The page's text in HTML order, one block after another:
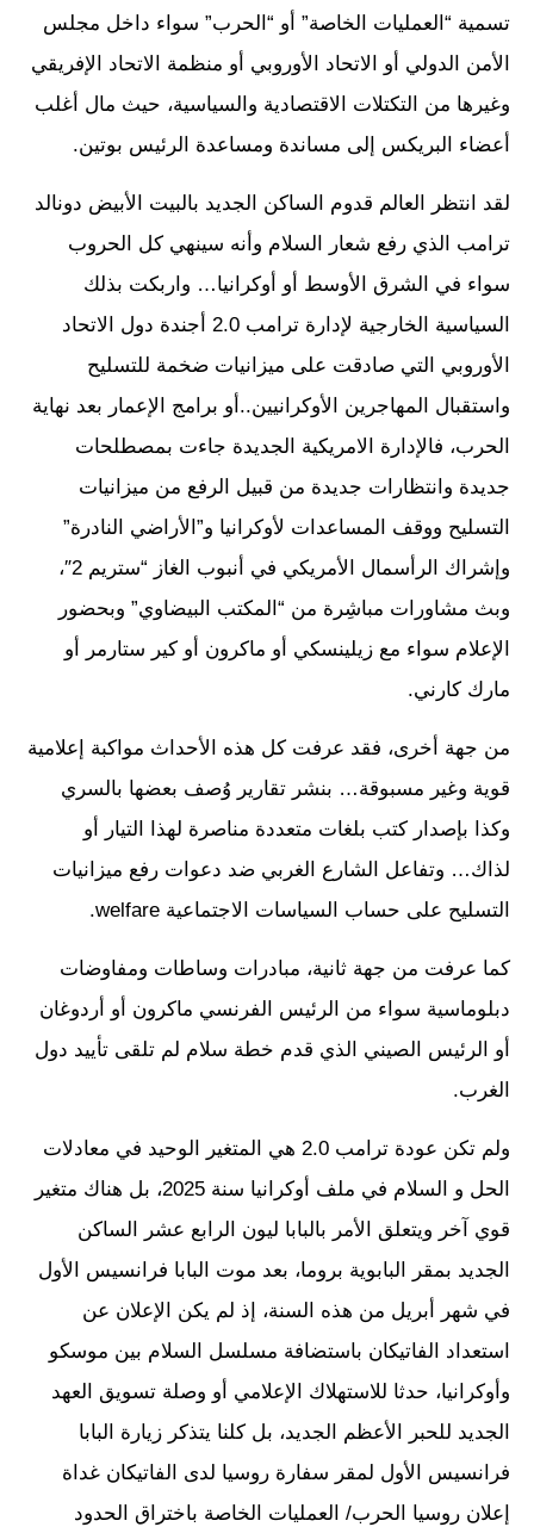
تسمية “العمليات الخاصة” أو “الحرب” سواء داخل مجلس
الأمن الدولي أو الاتحاد الأوروبي أو منظمة الاتحاد الإفريقي
وغيرها من التكتلات الاقتصادية والسياسية، حيث مال أغلب
أعضاء البريكس إلى مساندة ومساعدة الرئيس بوتين.
لقد انتظر العالم قدوم الساكن الجديد بالبيت الأبيض دونالد
ترامب الذي رفع شعار السلام وأنه سينهي كل الحروب
سواء في الشرق الأوسط أو أوكرانيا… واربكت بذلك
السياسية الخارجية لإدارة ترامب 2.0 أجندة دول الاتحاد
الأوروبي التي صادقت على ميزانيات ضخمة للتسليح
واستقبال المهاجرين الأوكرانيين..أو برامج الإعمار بعد نهاية
الحرب، فالإدارة الامريكية الجديدة جاءت بمصطلحات
جديدة وانتظارات جديدة من قبيل الرفع من ميزانيات
التسليح ووقف المساعدات لأوكرانيا و”الأراضي النادرة”
وإشراك الرأسمال الأمريكي في أنبوب الغاز “ستريم 2″،
وبث مشاورات مباشِرة من “المكتب البيضاوي” وبحضور
الإعلام سواء مع زيلينسكي أو ماكرون أو كير ستارمر أو
مارك كارني.
من جهة أخرى، فقد عرفت كل هذه الأحداث مواكبة إعلامية
قوية وغير مسبوقة… بنشر تقارير وُصف بعضها بالسري
وكذا بإصدار كتب بلغات متعددة مناصرة لهذا التيار أو
لذاك… وتفاعل الشارع الغربي ضد دعوات رفع ميزانيات
التسليح على حساب السياسات الاجتماعية welfare.
كما عرفت من جهة ثانية، مبادرات وساطات ومفاوضات
دبلوماسية سواء من الرئيس الفرنسي ماكرون أو أردوغان
أو الرئيس الصيني الذي قدم خطة سلام لم تلقى تأييد دول
الغرب.
ولم تكن عودة ترامب 2.0 هي المتغير الوحيد في معادلات
الحل و السلام في ملف أوكرانيا سنة 2025، بل هناك متغير
قوي آخر ويتعلق الأمر بالبابا ليون الرابع عشر الساكن
الجديد بمقر البابوية بروما، بعد موت البابا فرانسيس الأول
في شهر أبريل من هذه السنة، إذ لم يكن الإعلان عن
استعداد الفاتيكان باستضافة مسلسل السلام بين موسكو
وأوكرانيا، حدثا للاستهلاك الإعلامي أو وصلة تسويق العهد
الجديد للحبر الأعظم الجديد، بل كلنا يتذكر زيارة البابا
فرانسيس الأول لمقر سفارة روسيا لدى الفاتيكان غداة
إعلان روسيا الحرب/ العمليات الخاصة باختراق الحدود